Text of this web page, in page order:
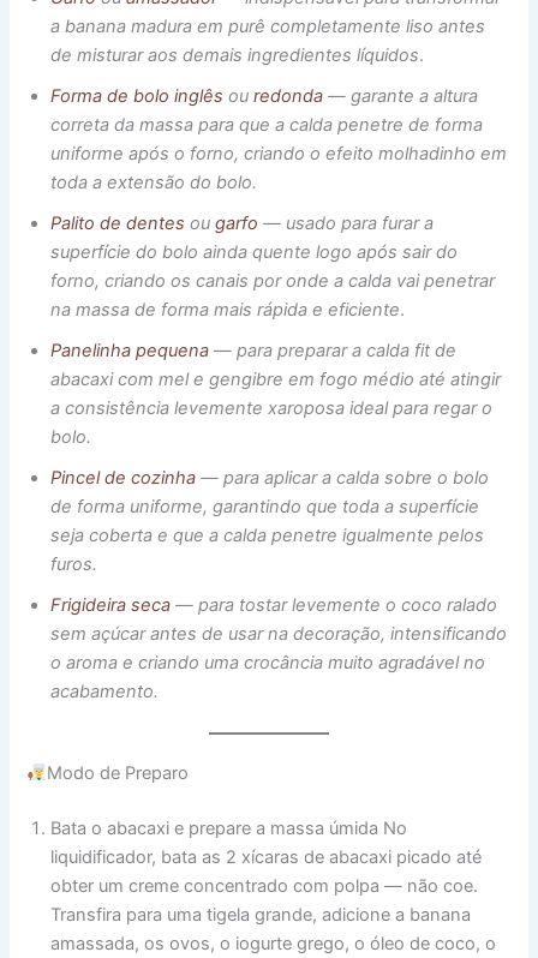
a banana madura em purê completamente liso antes
de misturar aos demais ingredientes líquidos.
Forma de bolo inglês ouredonda — garante a altura
correta da massa para que a calda penetre de forma
uniforme após o forno, criando o efeito molhadinho em
toda a extensão do bolo.
Palito de dentes ougarfo— usado para furar a
superfície do bolo ainda quente logo após sair do
forno, criando os canais por onde a calda vai penetrar
na massa de forma mais rápida e eficiente.
Panelinha pequena— para preparar a calda fit de
abacaxi com mel e gengibre em fogo médio até atingir
a consistência levemente xaroposa ideal para regar o
bolo.
Pincel de cozinha — para aplicar a calda sobre o bolo
de forma uniforme, garantindo que toda a superfície
seja coberta e que a calda penetre igualmente pelos
furos.
Frigideira seca— para tostar levemente o coco ralado
sem açúcar antes de usar na decoração, intensificando
o aroma e criando uma crocância muito agradável no
acabamento.
Modo de Preparo
Bata o abacaxi e prepare a massa úmida No
liquidificador, bata as 2 xícaras de abacaxi picado até
obter um creme concentrado com polpa — não coe.
Transfira para uma tigela grande, adicione a banana
amassada, os ovos, o iogurte grego, o óleo de coco, o